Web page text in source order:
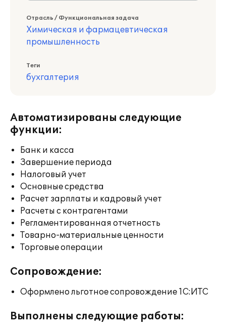
Отрасль / Функциональная задача
Химическая и фармацевтическая
промышленность
Теги
бухгалтерия
Автоматизированы следующие
функции:
Банк и касса
Завершение периода
Налоговый учет
Основные средства
Расчет зарплаты и кадровый учет
Расчеты с контрагентами
Регламентированная отчетность
Товарно-материальные ценности
Торговые операции
Сопровождение:
Оформлено льготное сопровождение 1С:ИТС
Выполнены следующие работы: